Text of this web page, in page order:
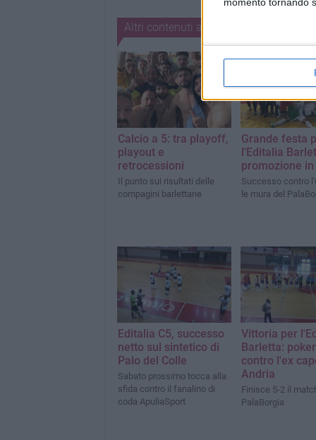
Altri contenuti a tema
Calcio a 5: tra playoff,
playout e
retrocessioni
Il punto sui risultati delle
compagini barlettane
Grande festa
l'Editalia
promozione in
Successo contro
le mura del
Editalia C5, successo
netto sul sintetico di
Palo del Colle
Sabato prossimo tocca alla
sfida contro il fanalino di
coda ApuliaSport
Vittoria per
Barletta:
contro l'ex
Andria
Finisce 5-2 il
PalaBorgia